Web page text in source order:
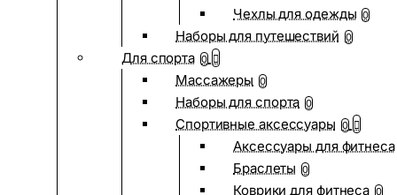
Чехлы для одежды 0
Наборы для путешествий 0
Для спорта 0
Массажеры 0
Наборы для спорта 0
Спортивные аксессуары 0
Аксессуары для фитнеса
Браслеты 0
Коврики для фитнеса 0